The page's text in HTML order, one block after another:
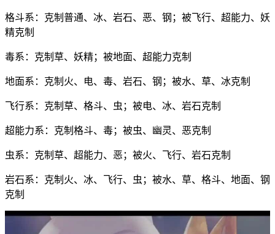
格斗系：克制普通、冰、岩石、恶、钢；被飞行、超能力、妖
精克制
毒系：克制草、妖精；被地面、超能力克制
地面系：克制火、电、毒、岩石、钢；被水、草、冰克制
飞行系：克制草、格斗、虫；被电、冰、岩石克制
超能力系：克制格斗、毒；被虫、幽灵、恶克制
虫系：克制草、超能力、恶；被火、飞行、岩石克制
岩石系：克制火、冰、飞行、虫；被水、草、格斗、地面、钢
克制